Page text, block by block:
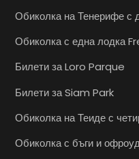
Обиколка на Тенерифе с
Обиколка с една лодка
Билети за Loro Parque
Билети за Siam Park
Обиколка на Теиде с
Обиколка с бъги и